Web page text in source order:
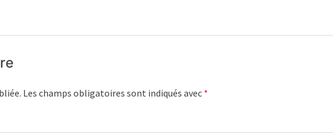
Les champs obligatoires sont indiqués avec *